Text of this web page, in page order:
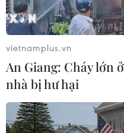
#gỗ nguyên liệu
#cứu
vietnamplus.vn
An Giang: Cháy lớn
nhà bị hư hại